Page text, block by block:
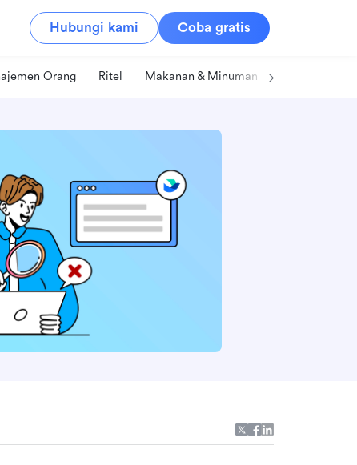
Hubungi kami Coba gratis
Orang Ritel Makanan & Minuman